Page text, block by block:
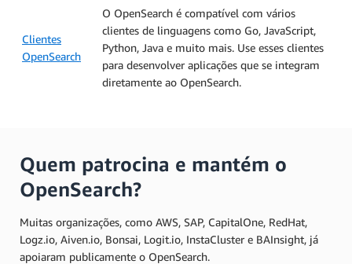
Clientes
OpenSearch
O OpenSearch é compatível com vários
clientes de linguagens como Go, JavaScript,
Python, Java e muito mais. Use esses clientes
para desenvolver aplicações que se integram
diretamente ao OpenSearch.
Quem patrocina e mantém o
OpenSearch?
Muitas organizações, como AWS, SAP, CapitalOne, RedHat,
Logz.io, Aiven.io, Bonsai, Logit.io, InstaCluster e BAInsight, já
apoiaram publicamente o OpenSearch.